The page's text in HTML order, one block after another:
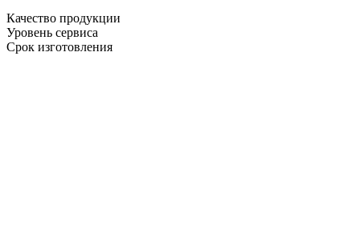
Качество продукции
Уровень сервиса
Срок изготовления